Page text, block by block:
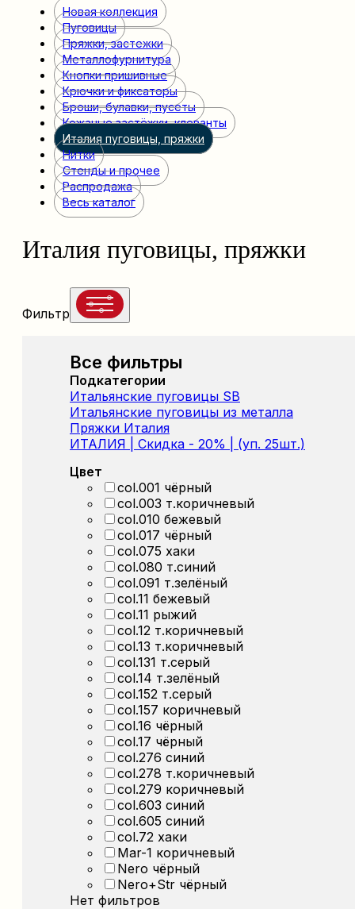
Новая коллекция
Пуговицы
Пряжки, застежки
Металлофурнитура
Кнопки пришивные
Крючки и фиксаторы
Броши, булавки, пусеты
Кожаные застёжки, клеванты
Италия пуговицы, пряжки
Нитки
Стенды и прочее
Распродажа
Весь каталог
Италия пуговицы, пряжки
Фильтр
Все фильтры
Подкатегории
Итальянские пуговицы SB
Итальянские пуговицы из металла
Пряжки Италия
ИТАЛИЯ | Скидка - 20% | (уп. 25шт.)
Цвет
col.001 чёрный
col.003 т.коричневый
col.010 бежевый
col.017 чёрный
col.075 хаки
col.080 т.синий
col.091 т.зелёный
col.11 бежевый
col.11 рыжий
col.12 т.коричневый
col.13 т.коричневый
col.131 т.серый
col.14 т.зелёный
col.152 т.серый
col.157 коричневый
col.16 чёрный
col.17 чёрный
col.276 синий
col.278 т.коричневый
col.279 коричневый
col.603 синий
col.605 синий
col.72 хаки
Mar-1 коричневый
Nero чёрный
Nero+Str чёрный
Нет фильтров